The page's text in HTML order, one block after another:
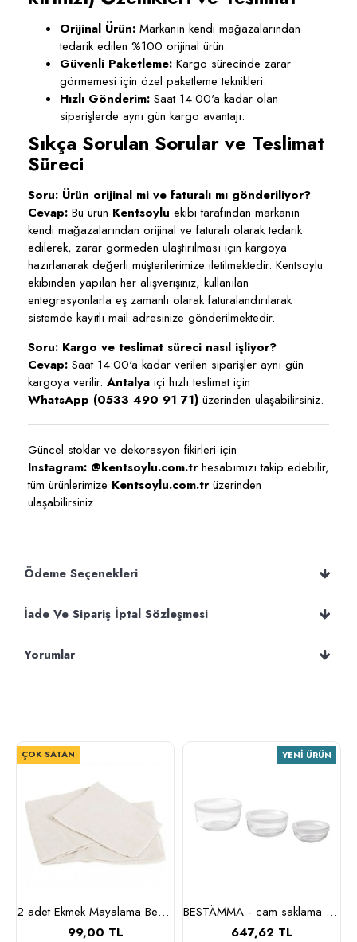
Orijinal Ürün: Markanın kendi mağazalarından
tedarik edilen %100 orijinal ürün.
Güvenli Paketleme: Kargo sürecinde zarar
görmemesi için özel paketleme teknikleri.
Hızlı Gönderim: Saat 14:00'a kadar olan
siparişlerde aynı gün kargo avantajı.
Sıkça Sorulan Sorular ve Teslimat
Süreci
Soru: Ürün orijinal mi ve faturalı mı gönderiliyor?
Cevap: Bu ürün Kentsoylu ekibi tarafından markanın
kendi mağazalarından orijinal ve faturalı olarak tedarik
edilerek, zarar görmeden ulaştırılması için kargoya
hazırlanarak değerli müşterilerimize iletilmektedir. Kentsoylu
ekibinden yapılan her alışverişiniz, kullanılan
entegrasyonlarla eş zamanlı olarak faturalandırılarak
sistemde kayıtlı mail adresinize gönderilmektedir.
Soru: Kargo ve teslimat süreci nasıl işliyor?
Cevap: Saat 14:00'a kadar verilen siparişler aynı gün
kargoya verilir. Antalya içi hızlı teslimat için
WhatsApp (0533 490 91 71) üzerinden ulaşabilirsiniz.
Güncel stoklar ve dekorasyon fikirleri için
Instagram: @kentsoylu.com.trhesabımızı takip edebilir,
tüm ürünlerimize Kentsoylu.com.trüzerinden
ulaşabilirsiniz.
Ödeme Seçenekleri
İade Ve Sipariş İptal Sözleşmesi
Yorumlar
ÇOK SATAN
2 adet Ekmek Mayalama Bezi 50x70 cm, %100 Pamuk Amerikan Pasa Bezi
99,00 TL
YENI ÜRÜN
BESTÄMMA - cam saklama kabı seti (cam)
647,62 TL